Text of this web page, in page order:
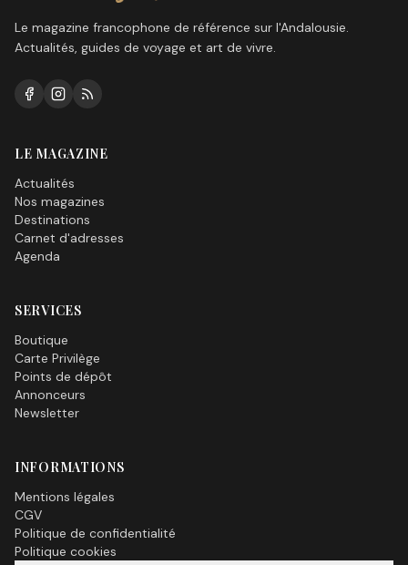
Le magazine francophone de référence sur l'Andalousie.
Actualités, guides de voyage et art de vivre.
LE MAGAZINE
Actualités
Nos magazines
Destinations
Carnet d'adresses
Agenda
SERVICES
Boutique
Carte Privilège
Points de dépôt
Annonceurs
Newsletter
INFORMATIONS
Mentions légales
CGV
Politique de confidentialité
Politique cookies